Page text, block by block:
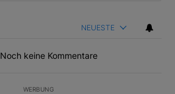
NEUESTE
Noch keine Kommentare
WERBUNG